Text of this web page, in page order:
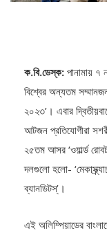
ক.বি.ডেস্ক:পানামায় ৭
বিশ্বের অন্যতম
২০২৩’। এবার
আটজন প্রতিযোগীরা
২৫তম আসর ‘ওয়ার্ল্ড
দলগুলো হলো-